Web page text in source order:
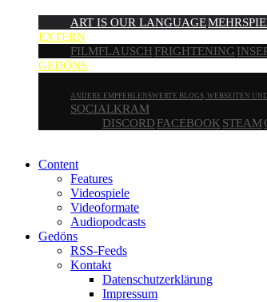
ART IS OUR LANGUAGE
EXTERN
FILMFLAUSCH FRIGHTENING
GEDÖNS
ANDERE EMPFEHLENSWERTE BLOGS, WEBSEITEN
SOCIALKRAM
DISCORD FACEBOOK STEAM
Content
Features
Videospiele
Videoformate
Audiopodcasts
Gedöns
RSS-Feeds
Kontakt
Datenschutzerklärung
Impressum